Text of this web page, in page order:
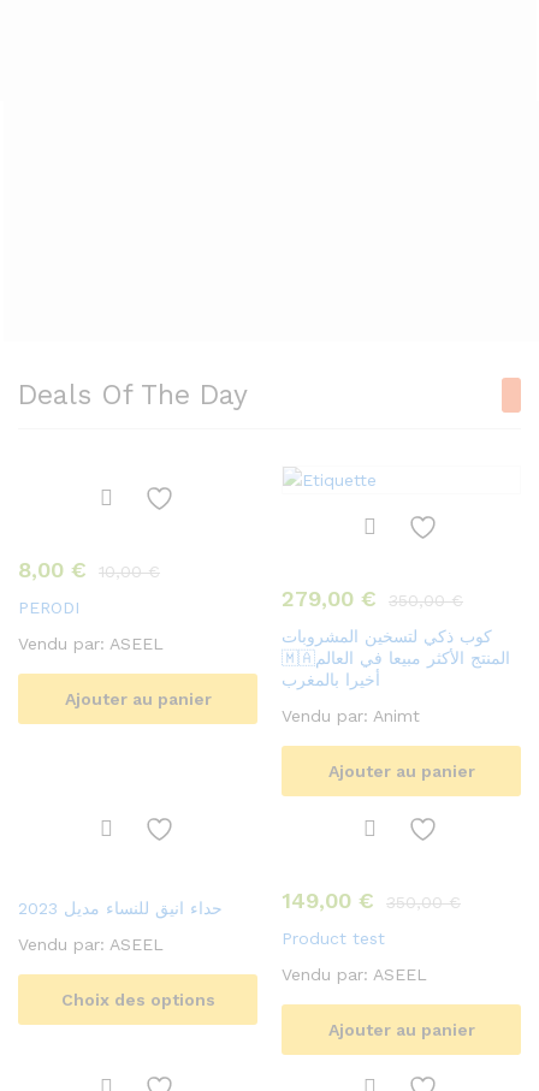
Deals Of The Day
8,00 € 10,00€
PERODI
Vendu par: ASEEL
Ajouter au panier
279,00 € 350,00€
كوب ذكي لتسخين المشروبات
🇲🇦المنتج الأكثر مبيعا في العالم
أخيرا بالمغرب
Vendu par: Animt
Ajouter au panier
حداء انيق للنساء مديل 2023
Vendu par: ASEEL
Choix des options
149,00 € 350,00€
Product test
Vendu par: ASEEL
Ajouter au panier